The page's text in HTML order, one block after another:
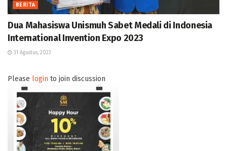
BERITA
Dua Mahasiswa Unismuh Sabet Medali di Indonesia
International Invention Expo 2023
31 Agustus, 2023
Please login to join discussion